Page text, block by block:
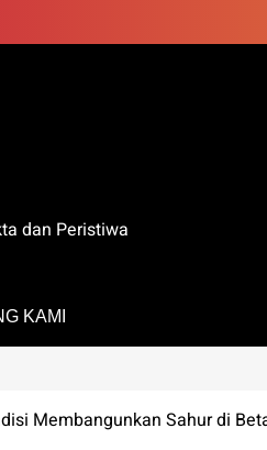
dan Peristiwa
KAMI
Membangunkan Sahur di